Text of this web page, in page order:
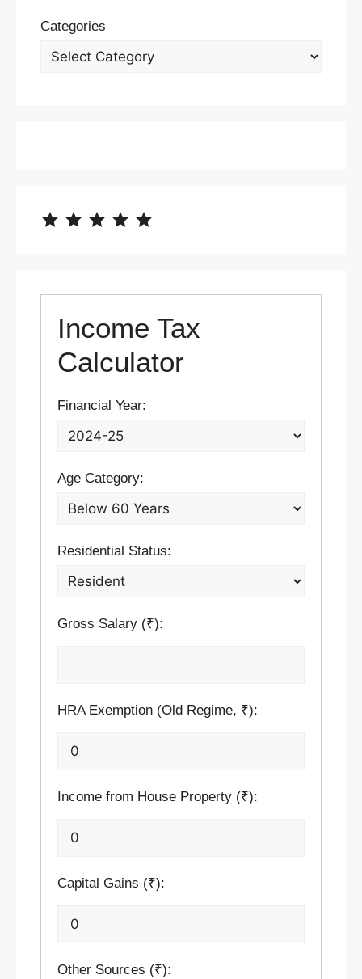
Categories
⭐ ⭐
Income Tax
Calculator
Financial Year:
Age Category:
Residential Status:
Gross Salary (₹):
HRA Exemption (Old Regime, ₹):
Income from House Property (₹):
Capital Gains (₹):
Other Sources (₹):